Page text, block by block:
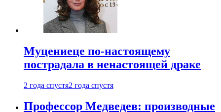
Муцениеце по-настоящему
пострадала в ненастоящей драке
2 года спустя2 года спустя
Профессор Медведев: производные